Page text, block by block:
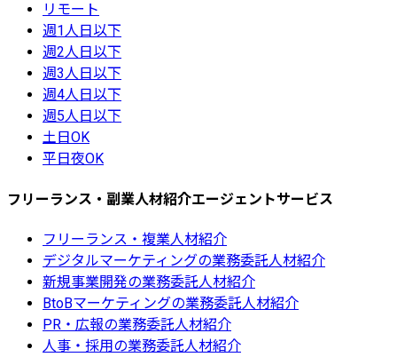
リモート
週1人日以下
週2人日以下
週3人日以下
週4人日以下
週5人日以下
土日OK
平日夜OK
フリーランス・副業人材紹介エージェントサービス
フリーランス・複業人材紹介
デジタルマーケティングの業務委託人材紹介
新規事業開発の業務委託人材紹介
BtoBマーケティングの業務委託人材紹介
PR・広報の業務委託人材紹介
人事・採用の業務委託人材紹介